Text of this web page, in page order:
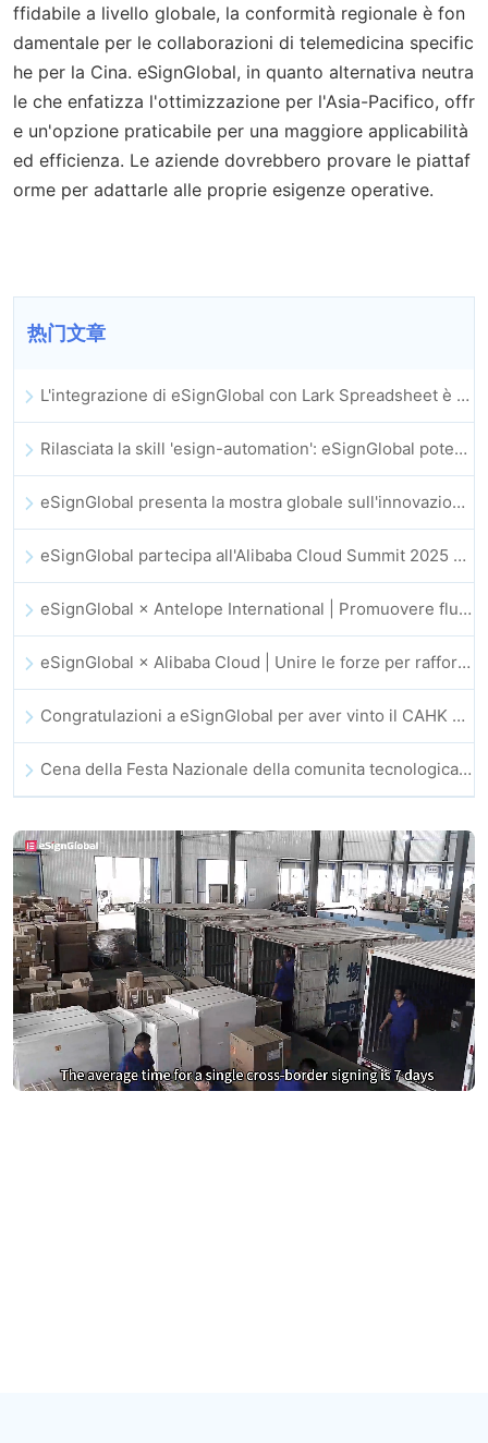
ffidabile a livello globale, la conformità regionale è fon
damentale per le collaborazioni di telemedicina specific
he per la Cina. eSignGlobal, in quanto alternativa neutra
le che enfatizza l'ottimizzazione per l'Asia-Pacifico, offr
e un'opzione praticabile per una maggiore applicabilità
ed efficienza. Le aziende dovrebbero provare le piattaf
orme per adattarle alle proprie esigenze operative.
热门文章
L'integrazione di eSignGlobal con Lark Spreadsheet è ufficialmente online: firma e archiviazione automatica completa dei contratti elettronici
Rilasciata la skill 'esign-automation': eSignGlobal potenzia OpenClaw con firme elettroniche automatizzate
eSignGlobal presenta la mostra globale sull'innovazione GIS 2025
eSignGlobal partecipa all'Alibaba Cloud Summit 2025 di Hong Kong, promuovendo l'innovazione cloud guidata dall'IA e la fiducia digitale
eSignGlobal × Antelope International | Promuovere flussi di lavoro digitali sicuri e guidati dall’IA
eSignGlobal × Alibaba Cloud | Unire le forze per rafforzare la fiducia digitale globale nel fintech
Congratulazioni a eSignGlobal per aver vinto il CAHK STAR Award 2025!
Cena della Festa Nazionale della comunita tecnologica e dell’innovazione di Hong Kong